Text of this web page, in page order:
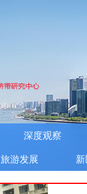
深度观察
旅游发展